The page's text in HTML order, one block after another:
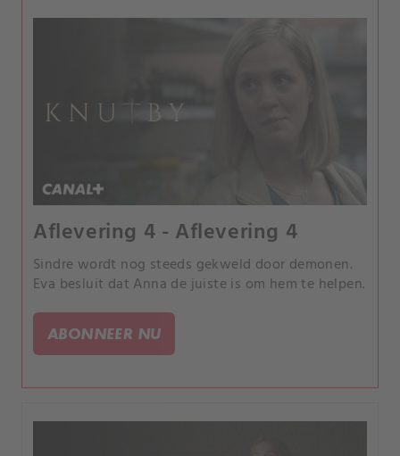
Aflevering 4 - Aflevering 4
Sindre wordt nog steeds gekweld door demonen.
Eva besluit dat Anna de juiste is om hem te helpen.
ABONNEER NU